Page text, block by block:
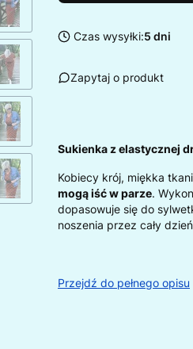
Czas wysyłki:5 dni
Zapytaj o produkt
Sukienka z elastycznej
Kobiecy krój, miękka
mogą iść w parze.
dopasowuje się do
noszenia przez cały
Przejdź do pełnego opisu